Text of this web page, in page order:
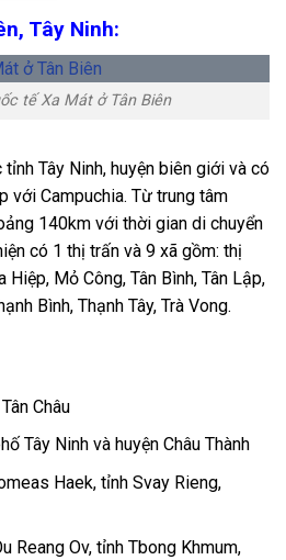
Tây Ninh:
tế Xa Mát ở Tân Biên
Tây Ninh, huyện biên giới và có
với Campuchia. Từ trung tâm
140km với thời gian di chuyển
có 1 thị trấn và 9 xã gồm: thị
Hiệp, Mỏ Công, Tân Bình, Tân Lập,
Bình, Thạnh Tây, Trà Vong.
Châu
Tây Ninh và huyện Châu Thành
Haek, tỉnh Svay Rieng,
Reang Ov, tỉnh Tbong Khmum,